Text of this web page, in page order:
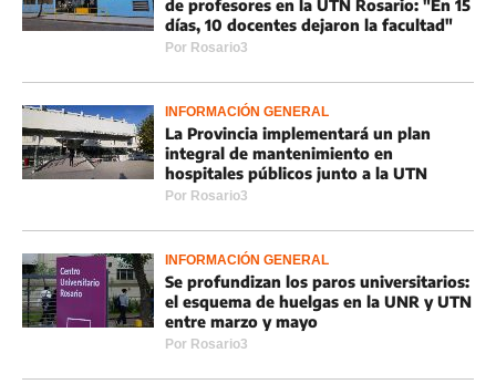
de profesores en la UTN Rosario: "En 15
días, 10 docentes dejaron la facultad"
Por Rosario3
INFORMACIÓN GENERAL
La Provincia implementará un plan
integral de mantenimiento en
hospitales públicos junto a la UTN
Por Rosario3
INFORMACIÓN GENERAL
Se profundizan los paros universitarios:
el esquema de huelgas en la UNR y UTN
entre marzo y mayo
Por Rosario3